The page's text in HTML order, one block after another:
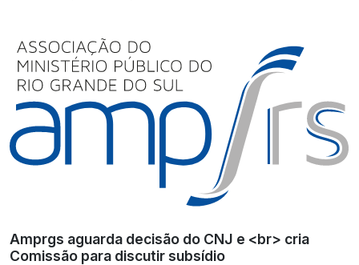
Amprgs aguarda decisão do CNJ e <br> cria
Comissão para discutir subsídio